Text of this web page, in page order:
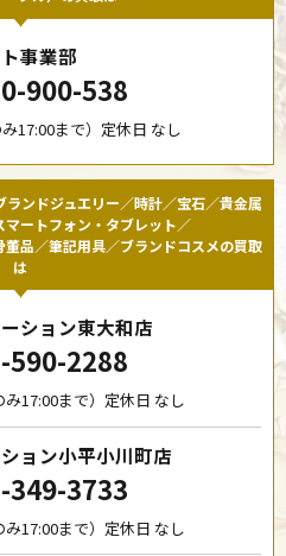
事業部
900-538
17:00まで）定休日 なし
ンドジュエリー／時計／宝石／貴金属
ートフォン・タブレット／
品／筆記用具／ブランドコスメの買取
は
ション東大和店
590-2288
17:00まで）定休日 なし
ョン小平小川町店
349-3733
17:00まで）定休日 なし